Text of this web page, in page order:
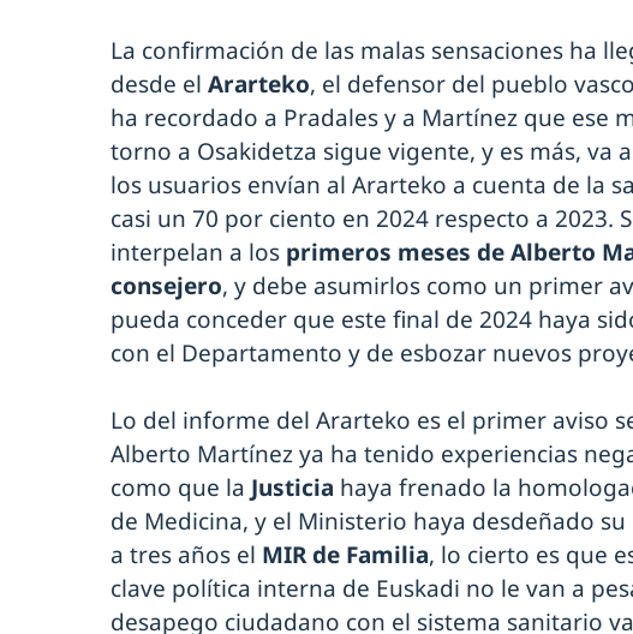
La confirmación de las malas sensaciones ha
desde el Ararteko, el defensor del pueblo
ha recordado a Pradales y a Martínez que ese
torno a Osakidetza sigue vigente, y es más, va
los usuarios envían al Ararteko a cuenta de la
casi un 70 por ciento en 2024 respecto a 2023.
interpelan a los primeros meses de Alberto
consejero, y debe asumirlos como un primer
pueda conceder que este final de 2024 haya
con el Departamento y de esbozar nuevos
Lo del informe del Ararteko es el primer aviso
Alberto Martínez ya ha tenido experiencias
como que la Justicia haya frenado la
de Medicina, y el Ministerio haya desdeñado
a tres años el MIR de Familia, lo cierto es que
clave política interna de Euskadi no le van a
desapego ciudadano con el sistema sanitario